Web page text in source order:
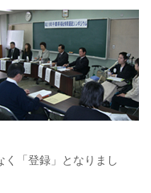
く「登録」となりまし